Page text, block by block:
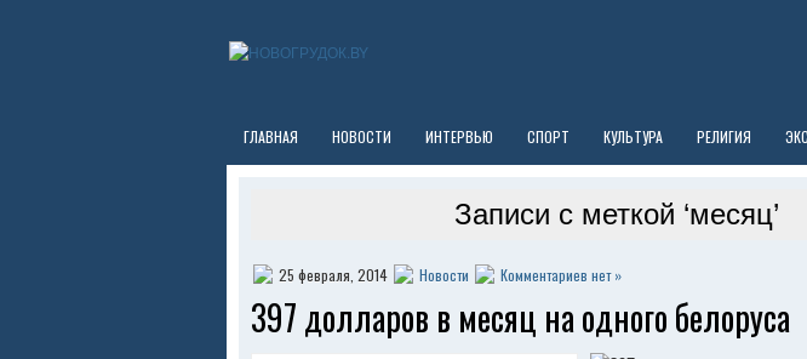
ГЛАВНАЯ НОВОСТИ ИНТЕРВЬЮ СПОРТ КУЛЬТУРА РЕЛИГИЯ
Записи с меткой ‘месяц’
25 февраля, 2014 Новости Комментариев нет »
397 долларов в месяц на одного белоруса